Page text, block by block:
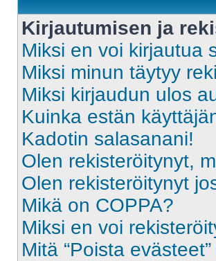
Kirjautumisen ja
Miksi en voi kirjautua
Miksi minun täytyy
Miksi kirjaudun ulos
Kuinka estän
Kadotin salasanani!
Olen rekisteröitynyt,
Olen rekisteröitynyt
Mikä on COPPA?
Miksi en voi
Mitä “Poista